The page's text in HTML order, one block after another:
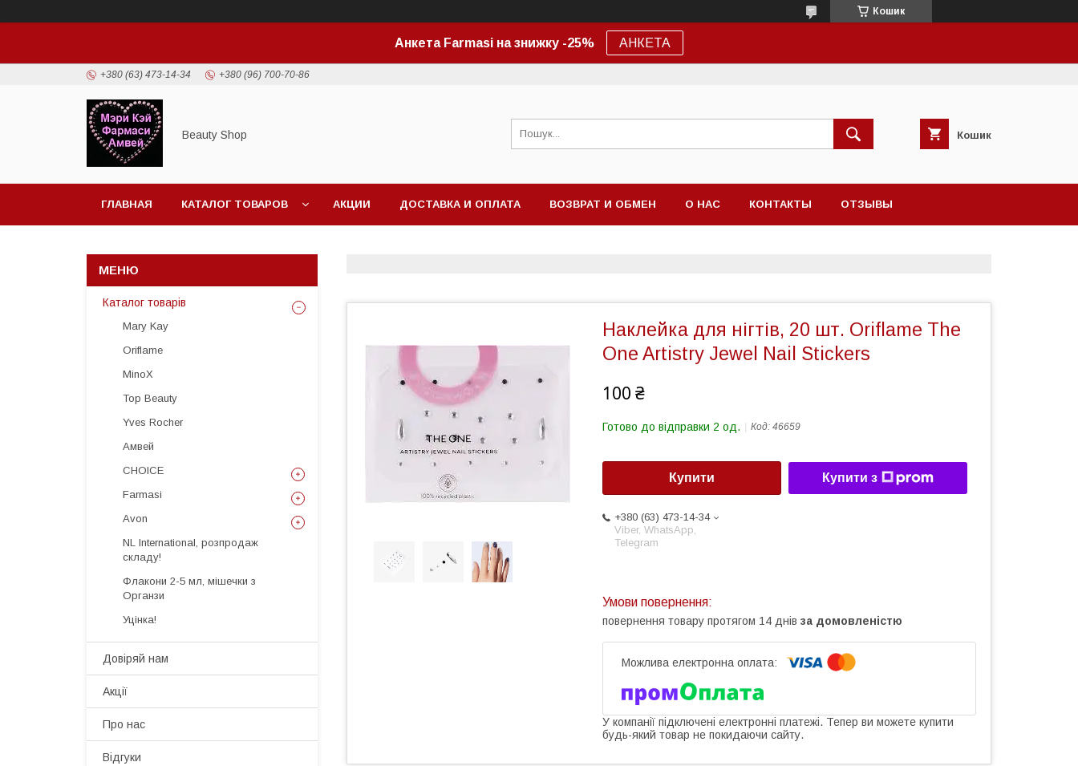
Кошик
Анкета Farmasi на знижку -25% АНКЕТА
+380 (63) 473-14-34 +380 (96) 700-70-86
Beauty Shop Кошик
ГЛАВНАЯ КАТАЛОГ ТОВАРОВ АКЦИИ ДОСТАВКА И ОПЛАТА ВОЗВРАТ И ОБМЕН О НАС КОНТАКТЫ ОТЗЫВЫ
Наклейка для нігтів, 20 шт. Oriflame The
One Artistry Jewel Nail Stickers
100 ₴
Готово до відправки 2 од. Код: 46659
Купити Купити з
+380 (63) 473-14-34
Viber, WhatsApp,
Telegram
повернення товару протягом 14 днів за домовленістю
У компанії підключені електронні платежі. Тепер ви можете купити
будь-який товар не покидаючи сайту.
Каталог товарів
Mary Kay
Oriflame
MinoX
Top Beauty
Yves Rocher
Амвей
CHOICE
Farmasi
Avon
NL International, розпродаж
складу!
Флакони 2-5 мл, мішечки з
Органзи
Уцінка!
Довіряй нам
Акції
Про нас
Відгуки